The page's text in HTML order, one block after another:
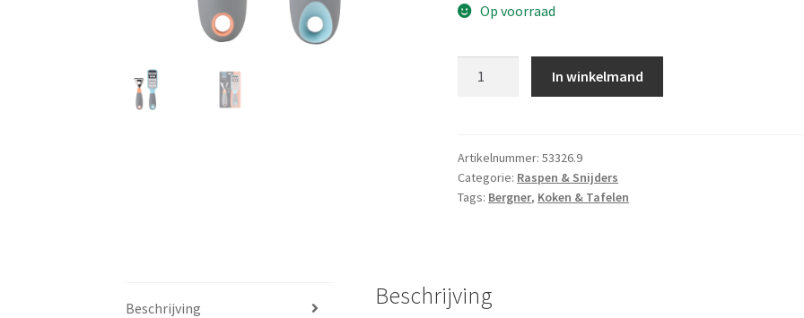
Op voorraad
aantal
In winkelmand
Artikelnummer:53326.9
Categorie: Raspen & Snijders
Tags: Bergner, Koken & Tafelen
Beschrijving Beschrijving